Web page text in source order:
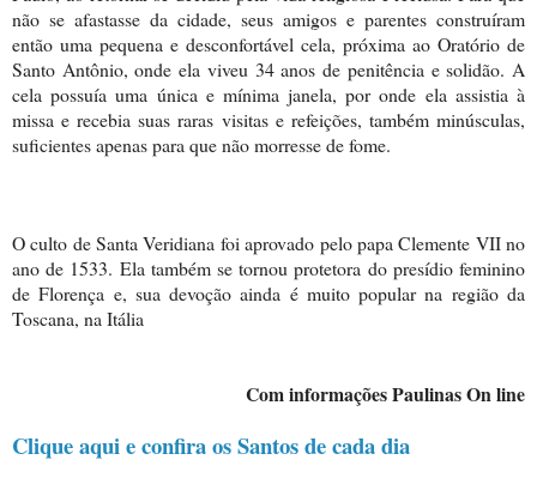
não se afastasse da cidade, seus amigos e parentes construíram
então uma pequena e desconfortável cela, próxima ao Oratório de
Santo Antônio, onde ela viveu 34 anos de penitência e solidão. A
cela possuía uma única e mínima janela, por onde ela assistia à
missa e recebia suas raras visitas e refeições, também minúsculas,
suficientes apenas para que não morresse de fome.
O culto de Santa Veridiana foi aprovado pelo papa Clemente VII no
ano de 1533. Ela também se tornou protetora do presídio feminino
de Florença e, sua devoção ainda é muito popular na região da
Toscana, na Itália
Com informações Paulinas On line
Clique aqui e confira os Santos de cada dia